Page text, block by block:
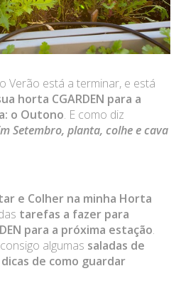
SEGREDOS
CGARDEN
Verão está a terminar, e está
horta CGARDEN para a
o Outono. E como diz
Setembro, planta, colhe e cava
e Colher na minha Horta
tarefas a fazer para
para a próxima estação.
algumas saladas de
de como guardar